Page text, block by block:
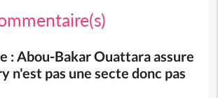
: Abou-Bakar Ouattara assure
n'est pas une secte donc pas